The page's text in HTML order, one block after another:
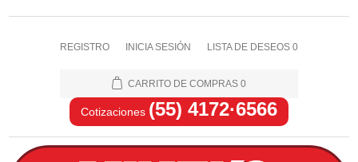
REGISTRO INICIA SESIÓN LISTA DE DESEOS 0
CARRITO DE COMPRAS 0
Cotizaciones (55) 4172·6566